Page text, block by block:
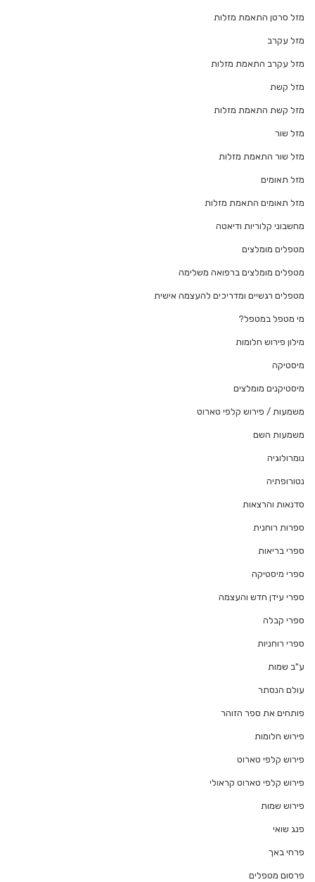
מזל סרטן התאמת מזלות
מזל עקרב
מזל עקרב התאמת מזלות
מזל קשת
מזל קשת התאמת מזלות
מזל שור
מזל שור התאמת מזלות
מזל תאומים
מזל תאומים התאמת מזלות
מחשבוני קלוריות ודיאטה
מטפלים מומלצים
מטפלים מומלצים ברפואה משלימה
מטפלים רגשיים ומדריכים להעצמה אישית
מי מטפל במטפל?
מילון פירוש חלומות
מיסטיקה
מיסטיקנים מומלצים
משמעות / פירוש קלפי טארוט
משמעות השם
נומרולוגיה
נטורופתיה
סדנאות והרצאות
ספרות רוחנית
ספרי בריאות
ספרי מיסטיקה
ספרי עידן חדש והעצמה
ספרי קבלה
ספרי רוחניות
ע"ב שמות
עולם הנסתר
פותחים את ספר הזוהר
פירוש חלומות
פירוש קלפי טארוט
פירוש קלפי טארוט קראולי
פירוש שמות
פנג שואי
פרחי באך
פרסום מטפלים